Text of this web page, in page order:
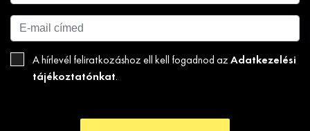
A hírlevél feliratkozáshoz ell kell fogadnod az Adatkezelési
tájékoztatónkat.